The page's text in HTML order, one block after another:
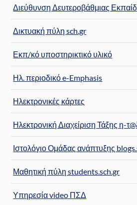
Διεύθυνση Δευτεροβάθμιας
Δικτυακή πύλη sch.gr
Εκπ/κό υποστηρικτικό υλικό
Ηλ. περιοδικό e-Emphasis
Ηλεκτρονικές κάρτες
Ηλεκτρονική Διαχείριση Τάξης η-
Ιστολόγιο Ομάδας ανάπτυξης
Μαθητική πύλη students.sch.gr
Υπηρεσία video ΠΣΔ